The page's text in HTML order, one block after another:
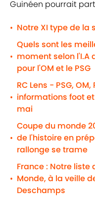
Guinéen pourrait
• Notre XI type de la
•
Quels sont les
moment selon l'I.A
pour l'OM et le PSG
•
RC Lens - PSG,
informations foot
mai
•
Coupe du monde
de l'histoire en
rallonge se trame
•
France : Notre liste
Monde, à la veille
Deschamps